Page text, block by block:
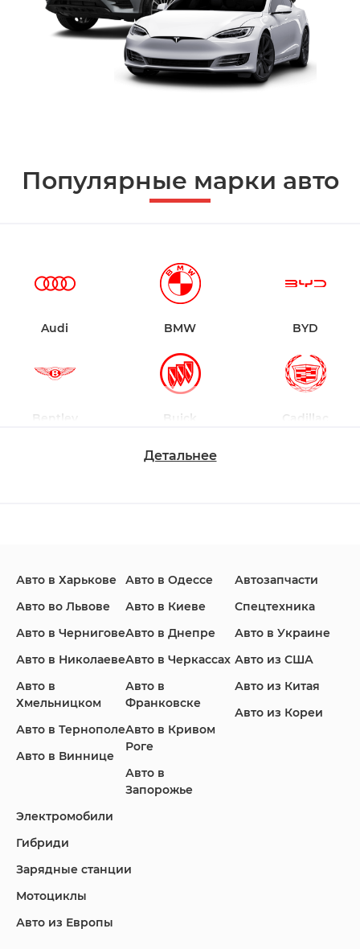
Популярные марки авто
Audi BMW BYD
Bentley Buick Cadillac
Infiniti Jaguar Jeep
Land Rover
Lincoln
Детальнее
Авто в Харькове
Авто во Львове
Авто в Чернигове
Авто в Николаеве
Авто в
Хмельницком
Авто в Тернополе
Авто в Виннице
Авто в Одессе
Авто в Киеве
Авто в Днепре
Авто в Черкассах
Авто в
Франковске
Авто в Кривом
Роге
Авто в
Запорожье
Автозапчасти
Спецтехника
Авто в Украине
Авто из США
Авто из Китая
Авто из Кореи
Электромобили
Гибриди
Зарядные станции
Мотоциклы
Авто из Европы